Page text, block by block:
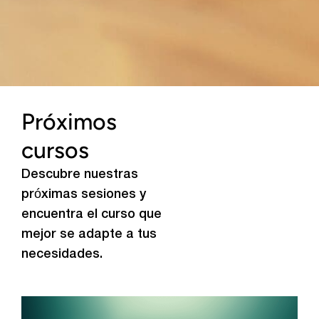
Próximos
cursos
Descubre nuestras
próximas sesiones y
encuentra el curso que
mejor se adapte a tus
necesidades.